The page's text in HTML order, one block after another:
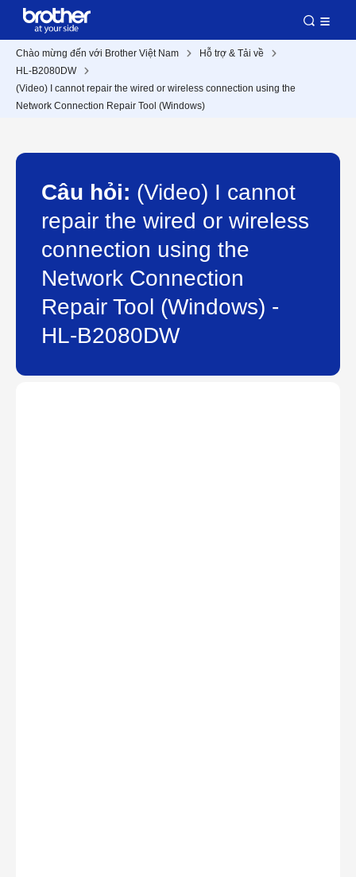
Chào mừng đến với Brother Việt Nam
Hỗ trợ & Tải về
HL-B2080DW
(Video) I cannot repair the wired or wireless connection using the
Network Connection Repair Tool (Windows)
Câu hỏi: (Video) I cannot
repair the wired or wireless
connection using the
Network Connection
Repair Tool (Windows) -
HL-B2080DW